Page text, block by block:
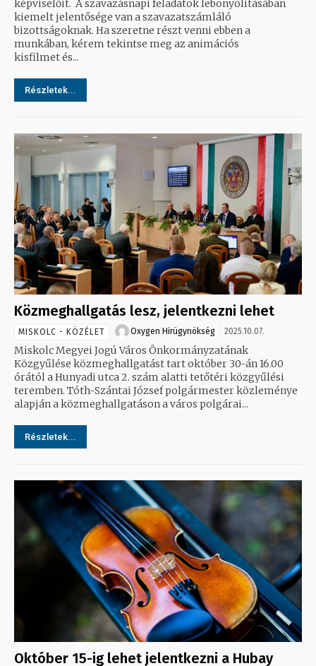
képviselőit. A szavazásnapi feladatok lebonyolításában
kiemelt jelentősége van a szavazatszámláló
bizottságoknak. Ha szeretne részt venni ebben a
munkában, kérem tekintse meg az animációs
kisfilmet és...
Részletek...
Közmeghallgatás lesz, jelentkezni lehet
MISKOLC - KÖZÉLET Oxygen Hirügynökség 2025.10.07.
Miskolc Megyei Jogú Város Önkormányzatának
Közgyűlése közmeghallgatást tart október 30-án 16.00
órától a Hunyadi utca 2. szám alatti tetőtéri közgyűlési
teremben. Tóth-Szántai József polgármester közleménye
alapján a közmeghallgatáson a város polgárai...
Részletek...
Október 15-ig lehet jelentkezni a Hubay